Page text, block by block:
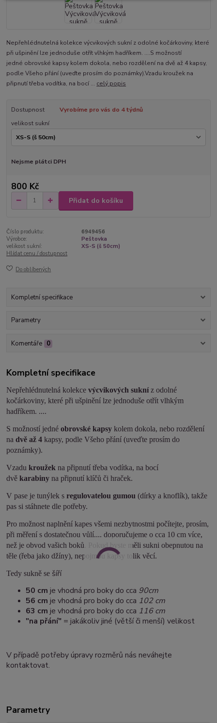
Nepřehlédnutelná kolekce výcvikových sukní z odolné kočárkoviny, které
při ušpinění lze jednoduše otřít vlhkým hadříkem. ....S možností
jedné obrovské kapsy kolem dokola, nebo rozdělení na dvě až 4 kapsy,
podle Všeho přání (uveďte prosím do poznámky).Vzadu kroužek na
připnutí třeba vodítka, na bocí ... celý popis
Dostupnost
Vyrobíme pro vás do 4 týdnů
velikost sukní
Nejsme plátci DPH
800 Kč
Přidat do košíku
Číslo produktu:
6949456
Výrobce:
Peštovka
velikost sukní:
XS-S (š 50cm)
Hlídat cenu / dostupnost
Do oblíbených
Kompletní specifikace
Parametry
Komentáře 0
Kompletní specifikace
Nepřehlédnutelná kolekcevýcvikových sukníz odolné
kočárkoviny, které při ušpinění lze jednoduše otřít vlhkým
hadříkem. ....
S možností jednéobrovské kapsy kolem dokola, nebo rozdělení
nadvě až 4 kapsy, podle Všeho přání (uveďte prosím do
poznámky).
Vzadukroužek na připnutí třeba vodítka, na bocí
dvěkarabiny na připnutí klíčů či hraček.
V pase je tunýlek sregulovatelou gumou (dírky a knoflík), takže
pas si stáhnete dle potřeby.
Pro možnost naplnění kapes všemi nezbytnostmi počítejte, prosím,
při měření s dostatečnou vůlí.... doporučujeme o cca 10 cm více,
než je obvod vašich boků. Pokud byste měli sukni obepnutou na
těle (řeba jako džíny), nepojmou kapsy tolik věcí.
Tedy sukně se šíří
50 cm je vhodná pro boky do cca 90cm
56 cm je vhodná pro boky do cca 102 cm
63 cm je vhodná pro boky do cca 116 cm
"na přání" = jakákoliv jiné (větší či menší) velikost
V případě potřeby úpravy rozměrů nás neváhejte
kontaktovat.
Parametry